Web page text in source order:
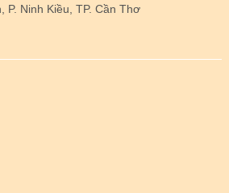
P. Ninh Kiều, TP. Cần Thơ